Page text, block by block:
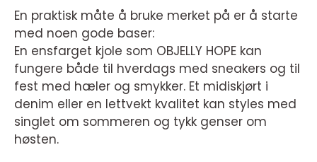
En praktisk måte å bruke merket på er å starte
med noen gode baser:
En ensfarget kjole som OBJELLY HOPE kan
fungere både til hverdags med sneakers og til
fest med hæler og smykker. Et midiskjørt i
denim eller en lettvekt kvalitet kan styles med
singlet om sommeren og tykk genser om
høsten.